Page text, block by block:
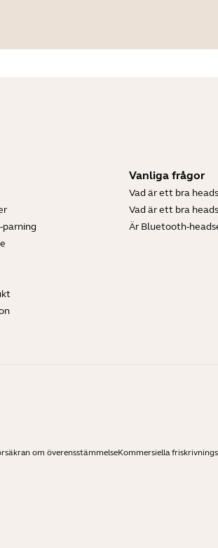
Vanliga frågor
Vad är ett bra
Vad är ett bra
Är Bluetooth-
om överensstämmelseKommersiella